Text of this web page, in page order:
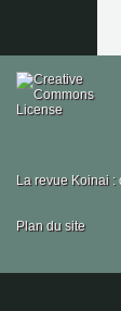
La revue Koinai
Plan du site